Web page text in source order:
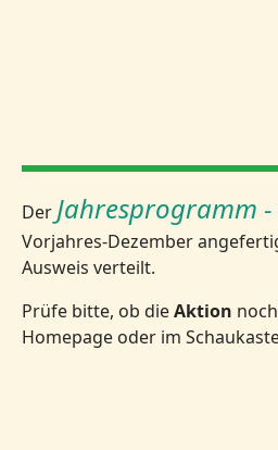
Der Jahresprogramm -
Vorjahres-Dezember
Ausweis verteilt.
Prüfe bitte, ob dieAktion noch
Homepage oder im